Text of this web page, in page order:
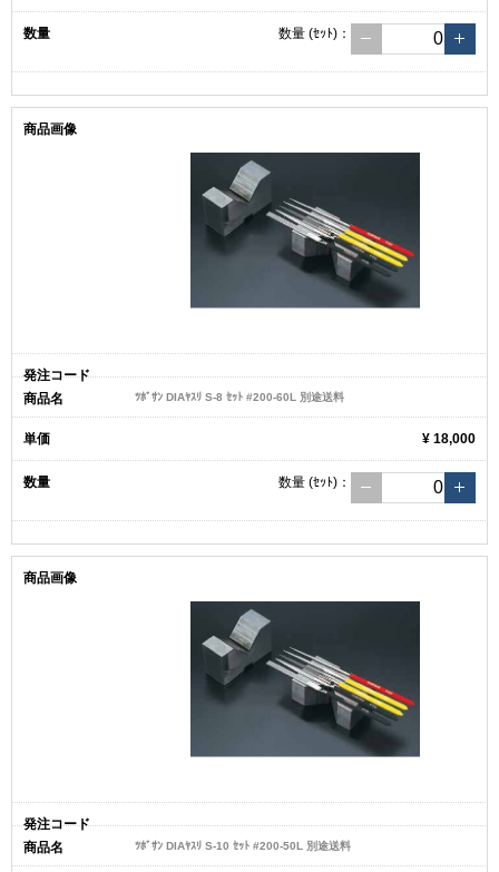
数量 (ｾｯﾄ) ：
ﾂﾎﾞｻﾝ DIAﾔｽﾘ S-8 ｾｯﾄ #200-60L 別途送料
¥ 18,000
数量 (ｾｯﾄ) ：
ﾂﾎﾞｻﾝ DIAﾔｽﾘ S-10 ｾｯﾄ #200-50L 別途送料